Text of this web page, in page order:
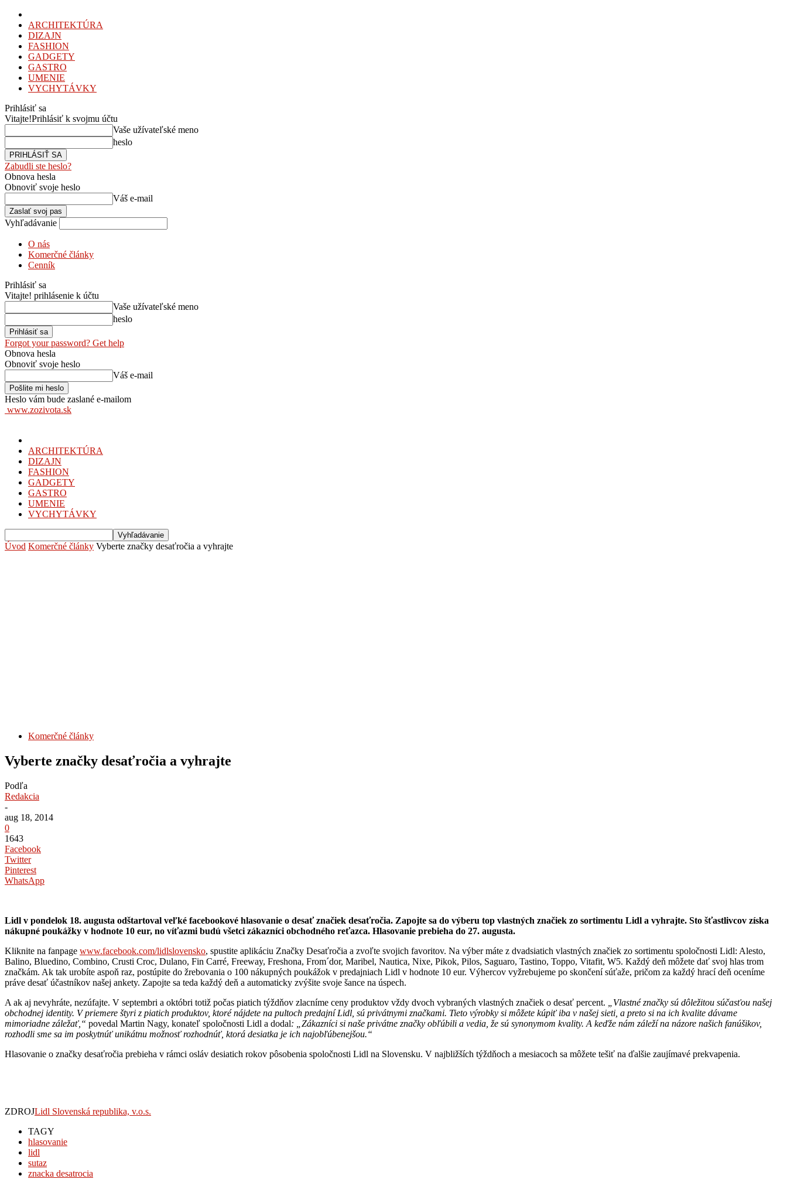
ARCHITEKTÚRA
DIZAJN
FASHION
GADGETY
GASTRO
UMENIE
VYCHYTÁVKY
Prihlásiť sa
Vitajte!Prihlásiť k svojmu účtu
Vaše užívateľské meno
heslo
Zabudli ste heslo?
Obnova hesla
Obnoviť svoje heslo
Váš e-mail
Vyhľadávanie
O nás
Komerčné články
Cenník
Prihlásiť sa
Vitajte! prihlásenie k účtu
Vaše užívateľské meno
heslo
Forgot your password? Get help
Obnova hesla
Obnoviť svoje heslo
Váš e-mail
Heslo vám bude zaslané e-mailom
www.zozivota.sk
ARCHITEKTÚRA
DIZAJN
FASHION
GADGETY
GASTRO
UMENIE
VYCHYTÁVKY
Úvod Komerčné články Vyberte značky desaťročia a vyhrajte
Komerčné články
Vyberte značky desaťročia a vyhrajte
Podľa
Redakcia
-
aug 18, 2014
0
1643
Facebook
Twitter
Pinterest
WhatsApp
Lidl v pondelok 18. augusta odštartoval veľké facebookové hlasovanie o desať značiek desaťročia. Zapojte sa do výberu top vlastných značiek zo sortimentu Lidl a vyhrajte. Sto šťastlivcov získa
nákupné poukážky v hodnote 10 eur, no víťazmi budú všetci zákazníci obchodného reťazca. Hlasovanie prebieha do 27. augusta.
Kliknite na fanpage www.facebook.com/lidlslovensko, spustite aplikáciu Značky Desaťročia a zvoľte svojich favoritov. Na výber máte z dvadsiatich vlastných značiek zo sortimentu spoločnosti Lidl: Alesto,
Balino, Bluedino, Combino, Crusti Croc, Dulano, Fin Carré, Freeway, Freshona, From´dor, Maribel, Nautica, Nixe, Pikok, Pilos, Saguaro, Tastino, Toppo, Vitafit, W5. Každý deň môžete dať svoj hlas trom
značkám. Ak tak urobíte aspoň raz, postúpite do žrebovania o 100 nákupných poukážok v predajniach Lidl v hodnote 10 eur. Výhercov vyžrebujeme po skončení súťaže, pričom za každý hrací deň oceníme
práve desať účastníkov našej ankety. Zapojte sa teda každý deň a automaticky zvýšite svoje šance na úspech.
A ak aj nevyhráte, nezúfajte. V septembri a októbri totiž počas piatich týždňov zlacníme ceny produktov vždy dvoch vybraných vlastných značiek o desať percent.
„Vlastné značky sú dôležitou súčasťou našej
obchodnej identity. V priemere štyri z piatich produktov, ktoré nájdete na pultoch predajní Lidl, sú privátnymi značkami. Tieto výrobky si môžete kúpiť iba v našej sieti, a preto si na ich kvalite dávame
mimoriadne záležať,“ povedal Martin Nagy, konateľ spoločnosti Lidl a dodal: „Zákazníci si naše privátne značky obľúbili a vedia, že sú synonymom kvality. A keďže nám záleží na názore našich fanúšikov,
rozhodli sme sa im poskytnúť unikátnu možnosť rozhodnúť, ktorá desiatka je ich najobľúbenejšou.“
Hlasovanie o značky desaťročia prebieha v rámci osláv desiatich rokov pôsobenia spoločnosti Lidl na Slovensku. V najbližších týždňoch a mesiacoch sa môžete tešiť na ďalšie zaujímavé prekvapenia.
ZDROJLidl Slovenská republika, v.o.s.
TAGY
hlasovanie
lidl
sutaz
znacka desatrocia